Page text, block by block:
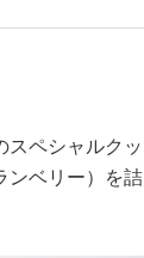
スペシャルクッ
ンベリー）を詰